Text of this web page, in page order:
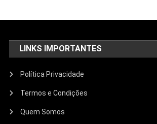
LINKS IMPORTANTES
Política Privacidade
Termos e Condições
Quem Somos